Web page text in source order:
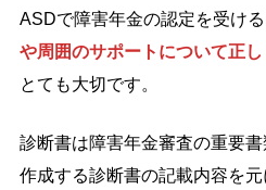
ASDで障害年金の認定を受ける
や周囲のサポートについて正
とても大切です。
診断書は障害年金審査の重要
作成する診断書の記載内容を